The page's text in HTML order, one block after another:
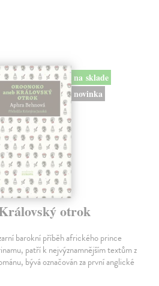
na sklade
novinka
otrok
barokní příběh afrického prince
patří k nejvýznamnějším textům z
bývá označován za první anglické